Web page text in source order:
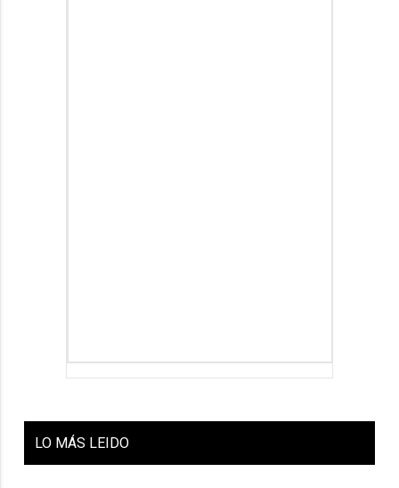
LO MÁS LEIDO